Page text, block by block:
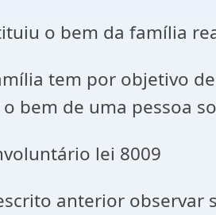
o bem da família
tem por objetivo de
bem de uma pessoa
lei 8009
observar se